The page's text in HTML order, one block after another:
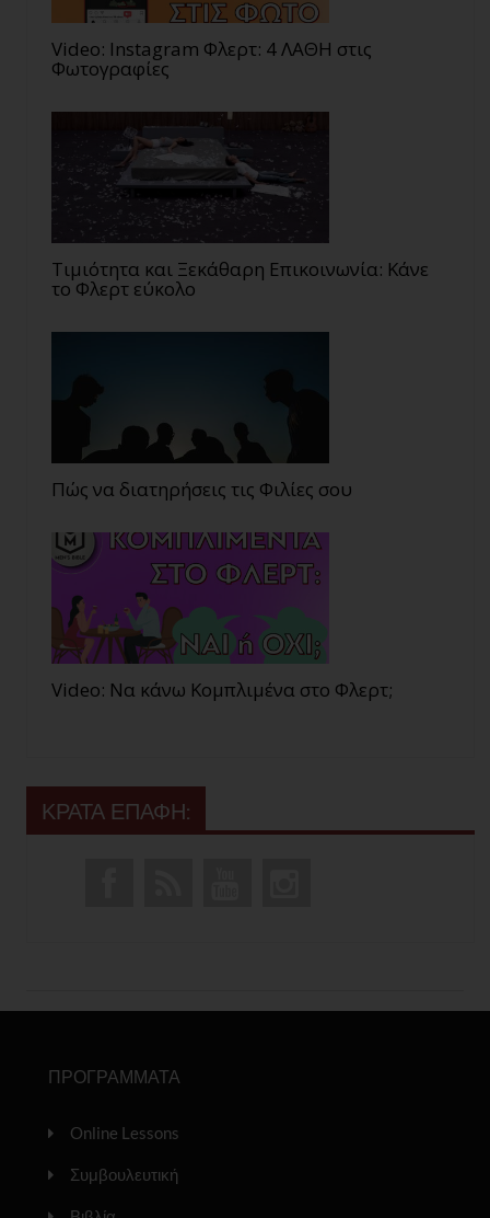
Video: Instagram Φλερτ: 4 ΛΑΘΗ στις
Φωτογραφίες
Τιμιότητα και Ξεκάθαρη Επικοινωνία: Κάνε
το Φλερτ εύκολο
Πώς να διατηρήσεις τις Φιλίες σου
Video: Να κάνω Κομπλιμένα στο Φλερτ;
ΚΡΑΤΑ ΕΠΑΦΗ:
ΠΡΟΓΡΑΜΜΑΤΑ
Online Lessons
Συμβουλευτική